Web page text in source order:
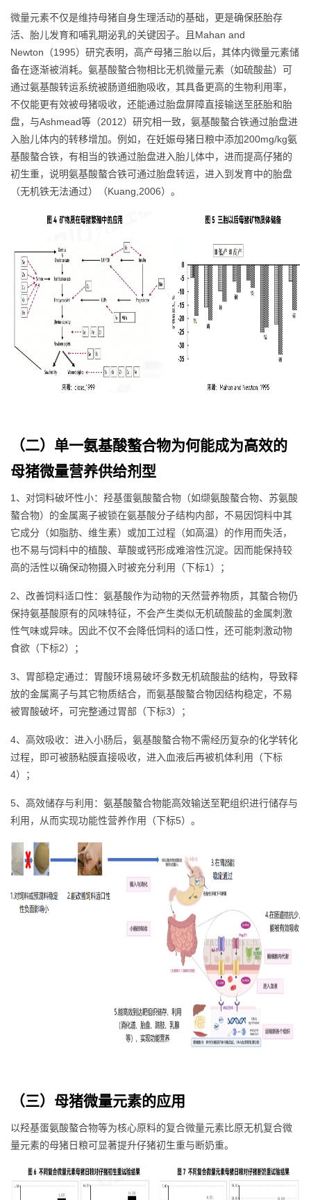
微量元素不仅是维持母猪自身生理活动的基础，更是确保胚胎存
活、胎儿发育和哺乳期泌乳的关键因子。且Mahan and
Newton（1995）研究表明，高产母猪三胎以后，其体内微量元素储
备在逐渐被消耗。氨基酸螯合物相比无机微量元素（如硫酸盐）可
通过氨基酸转运系统被肠道细胞吸收，其具备更高的生物利用率，
不仅能更有效被母猪吸收，还能通过胎盘屏障直接输送至胚胎和胎
盘，与Ashmead等（2012）研究相一致，氨基酸螯合铁通过胎盘进
入胎儿体内的转移增加。例如，在妊娠母猪日粮中添加200mg/kg氨
基酸螯合铁，有相当的铁通过胎盘进入胎儿体中，进而提高仔猪的
初生重，说明氨基酸螯合铁可通过胎盘转运，进入到发育中的胎盘
（无机铁无法通过）（Kuang,2006）。
（二）单一氨基酸螯合物为何能成为高效的
母猪微量营养供给剂型
1、对饲料破坏性小：羟基蛋氨酸螯合物（如缬氨酸螯合物、苏氨酸
螯合物）的金属离子被锁在氨基酸分子结构内部，不易因饲料中其
它成分（如脂肪、维生素）或加工过程（如高温）的作用而失活，
也不易与饲料中的植酸、草酸或钙形成难溶性沉淀。因而能保持较
高的活性以确保动物摄入时被充分利用（下标1）；
2、改善饲料适口性：氨基酸作为动物的天然营养物质，其螯合物仍
保持氨基酸原有的风味特征，不会产生类似无机硫酸盐的金属刺激
性气味或异味。因此不仅不会降低饲料的适口性，还可能刺激动物
食欲（下标2）；
3、胃部稳定通过：胃酸环境易破坏多数无机硫酸盐的结构，导致释
放的金属离子与其它物质结合，而氨基酸螯合物因结构稳定，不易
被胃酸破坏，可完整通过胃部（下标3）；
4、高效吸收：进入小肠后，氨基酸螯合物不需经历复杂的化学转化
过程，即可被肠粘膜直接吸收，进入血液后再被机体利用（下标
4）；
5、高效储存与利用：氨基酸螯合物能高效输送至靶组织进行储存与
利用，从而实现功能性营养作用（下标5）。
（三）母猪微量元素的应用
以羟基蛋氨酸螯合物等为核心原料的复合微量元素比原无机复合微
量元素的母猪日粮可显著提升仔猪初生重与断奶重。